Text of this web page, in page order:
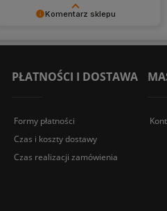
Komentarz sklepu
Twoja recenzja wiele dla nas znaczy
właściwym torze :) Z
PŁATNOŚCI I DOSTAWA
Formy płatności
Czas i koszty dostawy
Czas realizacji zamówienia